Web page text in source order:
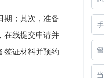
期；其次，准备
在线提交申请并
签证材料并预约